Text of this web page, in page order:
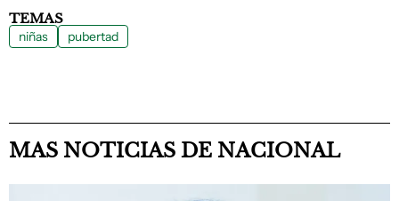
TEMAS
niñas pubertad
MAS NOTICIAS DE NACIONAL